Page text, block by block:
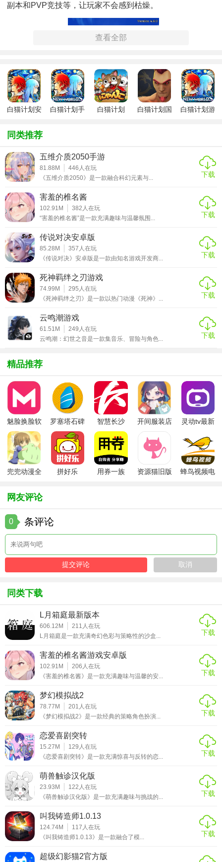
副本和PVP竞技等，让玩家不会感到枯燥。
白猫计划手游最新版特色
1. 策略战斗：玩家需要合理搭配队伍，利用不同角色的技能
2. 角色养成：玩家可以通过各种方式提升角色的等级和属
性，解锁新的技能和装备。
3. 社交互动：游戏内置社交系统，玩家可以与其他玩家组
队、交流经验，共同挑战高难度副本。
义角色的外观，展现个性。
白猫计划手游最新版优势
1. 流畅操作：游戏优化良好，操作流畅，即使在移动设备上
2. 持续更新：开发团队不断推出新的内容和活动，保持游戏
的新鲜感和挑战性。
以分享经验、攻略和心得。
4. 跨平台同步：支持多平台同步，玩家可以在不同设备上无
缝切换游戏进度。
5. 公平竞技：PVP竞技模式采用公平竞技机制，确保所有玩
白猫计划手游最新版点评
白猫计划手游最新版以其精美的画面、丰富的剧情和多样的
玩法吸引了大量玩家。游戏的策略战斗系统要求玩家在战斗
中不断思考和调整战术，增加了游戏的趣味性和挑战性。此
参与感和归属感。总体来说，这是一款值得一试的优质手机
查看全部
白猫计划安
白猫计划手
白猫计划
白猫计划国
白猫计划游
同类推荐
五维介质2050手游
81.88M 446 人在玩
《五维介质2050》是一款融合科幻元素与...
下载
害羞的椎名酱
102.91M 382 人在玩
“害羞的椎名酱”是一款充满趣味与温馨氛围...
下载
传说对决安卓版
85.28M 357 人在玩
《传说对决》安卓版是一款由知名游戏开发商...
下载
死神羁绊之刃游戏
74.99M 295 人在玩
《死神羁绊之刃》是一款以热门动漫《死神》...
下载
云鸣潮游戏
61.51M 249 人在玩
云鸣潮：幻世之音是一款集音乐、冒险与角色...
下载
精品推荐
魅脸换脸软
件
罗塞塔石碑
安卓版
智慧长沙
app
开间服装店
灵动tv最新
兜兜动漫全
拼好乐 用券一族 资源猫旧版
蜂鸟视频电
网友评论
0 条评论
同类下载
L月箱庭最新版本
606.12M 211 人在玩
L月箱庭是一款充满奇幻色彩与策略性的沙盒...
下载
害羞的椎名酱游戏安卓版
102.91M 206 人在玩
《害羞的椎名酱》是一款充满趣味与温馨的安...
下载
梦幻模拟战2
78.77M 201 人在玩
《梦幻模拟战2》是一款经典的策略角色扮演...
下载
恋爱喜剧突转
15.27M 129 人在玩
《恋爱喜剧突转》是一款充满惊喜与反转的恋...
下载
萌兽触诊汉化版
23.93M 122 人在玩
《萌兽触诊汉化版》是一款充满趣味与挑战的...
下载
叫我铸造师1.0.13
124.74M 117 人在玩
《叫我铸造师1.0.13》是一款融合了模...
下载
超级幻影猫2官方版